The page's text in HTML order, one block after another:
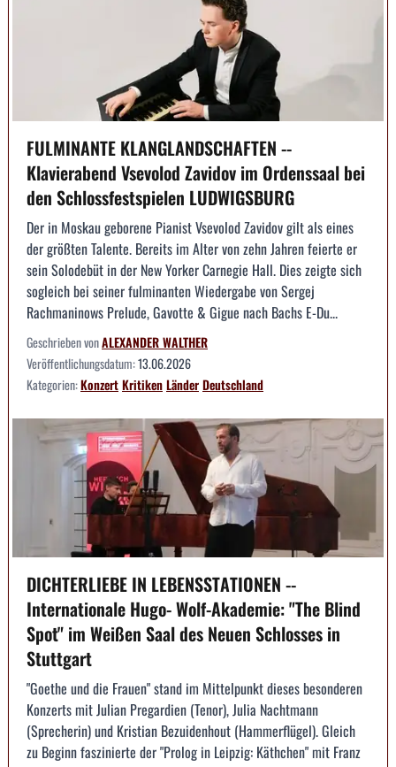
FULMINANTE KLANGLANDSCHAFTEN --
Klavierabend Vsevolod Zavidov im Ordenssaal bei
den Schlossfestspielen LUDWIGSBURG
Der in Moskau geborene Pianist Vsevolod Zavidov gilt als eines
der größten Talente. Bereits im Alter von zehn Jahren feierte er
sein Solodebüt in der New Yorker Carnegie Hall. Dies zeigte sich
sogleich bei seiner fulminanten Wiedergabe von Sergej
Rachmaninows Prelude, Gavotte & Gigue nach Bachs E-Du...
Geschrieben vonALEXANDER WALTHER
Veröffentlichungsdatum:13.06.2026
Kategorien:KonzertKritikenLänderDeutschland
DICHTERLIEBE IN LEBENSSTATIONEN --
Internationale Hugo- Wolf-Akademie: "The Blind
Spot" im Weißen Saal des Neuen Schlosses in
Stuttgart
"Goethe und die Frauen" stand im Mittelpunkt dieses besonderen
Konzerts mit Julian Pregardien (Tenor), Julia Nachtmann
(Sprecherin) und Kristian Bezuidenhout (Hammerflügel). Gleich
zu Beginn faszinierte der "Prolog in Leipzig: Käthchen" mit Franz